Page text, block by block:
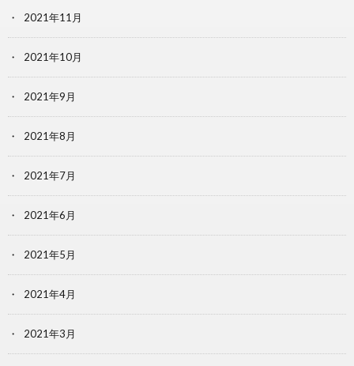
2021年11月
2021年10月
2021年9月
2021年8月
2021年7月
2021年6月
2021年5月
2021年4月
2021年3月